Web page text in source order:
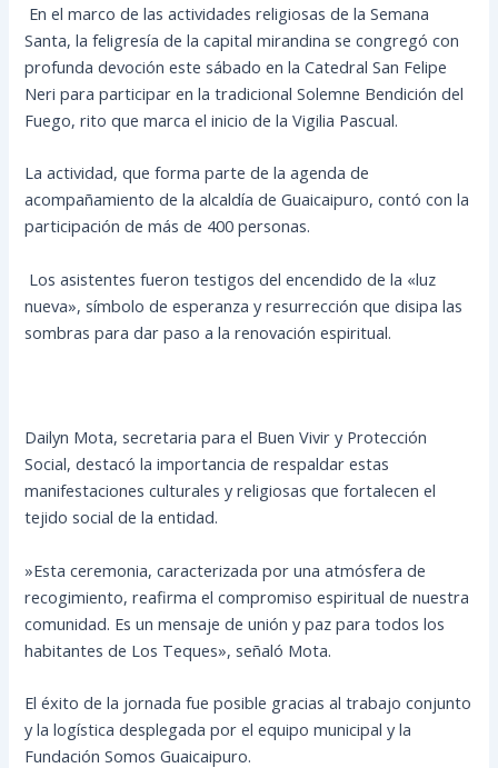
En el marco de las actividades religiosas de la Semana
Santa, la feligresía de la capital mirandina se congregó con
profunda devoción este sábado en la Catedral San Felipe
Neri para participar en la tradicional Solemne Bendición del
Fuego, rito que marca el inicio de la Vigilia Pascual.
​La actividad, que forma parte de la agenda de
acompañamiento de la alcaldía de Guaicaipuro, contó con la
participación de más de 400 personas.
Los asistentes fueron testigos del encendido de la «luz
nueva», símbolo de esperanza y resurrección que disipa las
sombras para dar paso a la renovación espiritual.
​Dailyn Mota, secretaria para el Buen Vivir y Protección
Social, destacó la importancia de respaldar estas
manifestaciones culturales y religiosas que fortalecen el
tejido social de la entidad.
​»Esta ceremonia, caracterizada por una atmósfera de
recogimiento, reafirma el compromiso espiritual de nuestra
comunidad. Es un mensaje de unión y paz para todos los
habitantes de Los Teques», señaló Mota.
​El éxito de la jornada fue posible gracias al trabajo conjunto
y la logística desplegada por el equipo municipal y la
Fundación Somos Guaicaipuro.